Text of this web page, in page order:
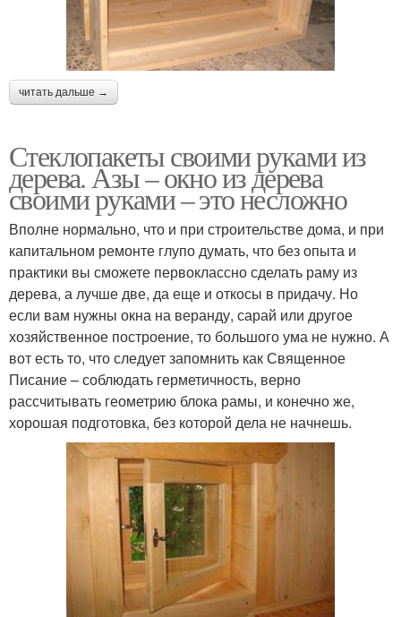
читать дальше →
Стеклопакеты своими руками из
дерева. Азы – окно из дерева
своими руками – это несложно
Вполне нормально, что и при строительстве дома, и при
капитальном ремонте глупо думать, что без опыта и
практики вы сможете первоклассно сделать раму из
дерева, а лучше две, да еще и откосы в придачу. Но
если вам нужны окна на веранду, сарай или другое
хозяйственное построение, то большого ума не нужно. А
вот есть то, что следует запомнить как Священное
Писание – соблюдать герметичность, верно
рассчитывать геометрию блока рамы, и конечно же,
хорошая подготовка, без которой дела не начнешь.